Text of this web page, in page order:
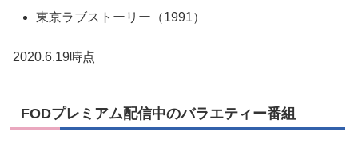
東京ラブストーリー（1991）
2020.6.19時点
FODプレミアム配信中のバラエティー番組